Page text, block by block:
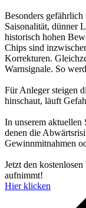
Besonders gefährlich
Saisonalität, dünner
historisch hohen
Chips sind
Korrekturen.
Warnsignale. So
Für Anleger steigen
hinschaut, läuft
In unserem
denen die
Gewinnmitnahmen
Jetzt den
aufnimmt!
Hier klicken